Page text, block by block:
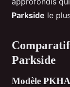
Parkside le
Parkside
Modèle